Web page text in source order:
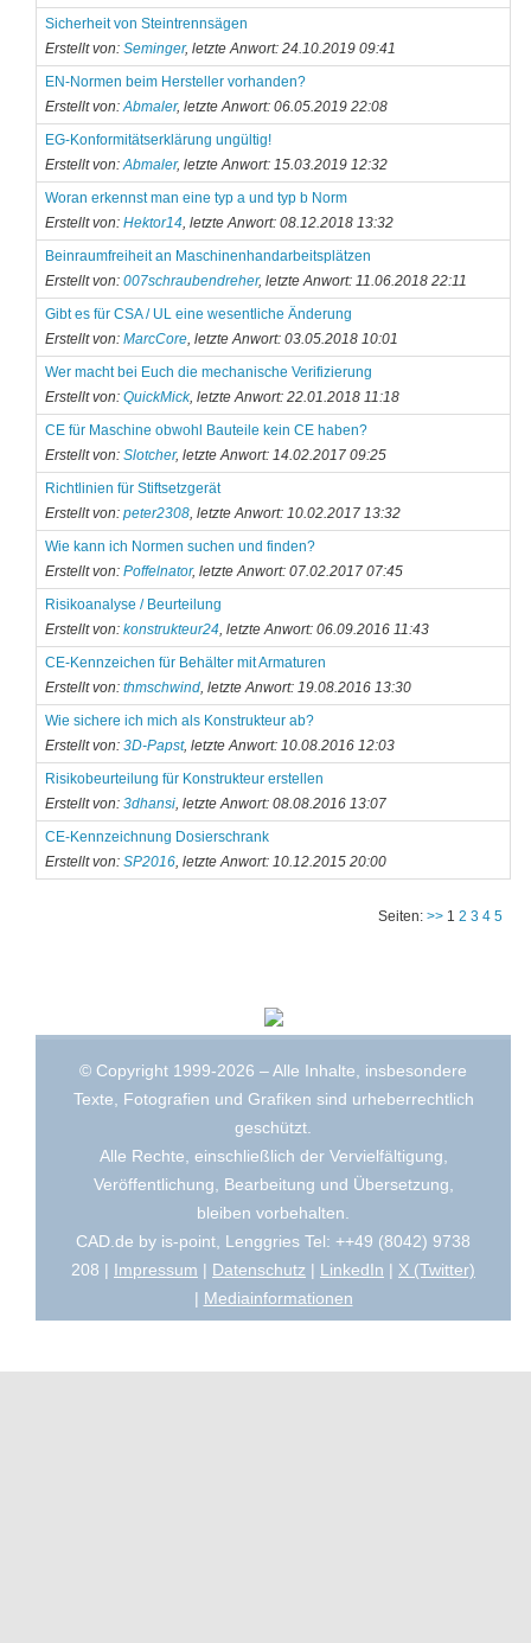
Sicherheit von Steintrennsägen
Erstellt von: Seminger, letzte Anwort: 24.10.2019 09:41
EN-Normen beim Hersteller vorhanden?
Erstellt von: Abmaler, letzte Anwort: 06.05.2019 22:08
EG-Konformitätserklärung ungültig!
Erstellt von: Abmaler, letzte Anwort: 15.03.2019 12:32
Woran erkennst man eine typ a und typ b Norm
Erstellt von: Hektor14, letzte Anwort: 08.12.2018 13:32
Beinraumfreiheit an Maschinenhandarbeitsplätzen
Erstellt von: 007schraubendreher, letzte Anwort: 11.06.2018 22:11
Gibt es für CSA / UL eine wesentliche Änderung
Erstellt von: MarcCore, letzte Anwort: 03.05.2018 10:01
Wer macht bei Euch die mechanische Verifizierung
Erstellt von: QuickMick, letzte Anwort: 22.01.2018 11:18
CE für Maschine obwohl Bauteile kein CE haben?
Erstellt von: Slotcher, letzte Anwort: 14.02.2017 09:25
Richtlinien für Stiftsetzgerät
Erstellt von: peter2308, letzte Anwort: 10.02.2017 13:32
Wie kann ich Normen suchen und finden?
Erstellt von: Poffelnator, letzte Anwort: 07.02.2017 07:45
Risikoanalyse / Beurteilung
Erstellt von: konstrukteur24, letzte Anwort: 06.09.2016 11:43
CE-Kennzeichen für Behälter mit Armaturen
Erstellt von: thmschwind, letzte Anwort: 19.08.2016 13:30
Wie sichere ich mich als Konstrukteur ab?
Erstellt von: 3D-Papst, letzte Anwort: 10.08.2016 12:03
Risikobeurteilung für Konstrukteur erstellen
Erstellt von: 3dhansi, letzte Anwort: 08.08.2016 13:07
CE-Kennzeichnung Dosierschrank
Erstellt von: SP2016, letzte Anwort: 10.12.2015 20:00
Seiten: >> 1 2 3 4 5
© Copyright 1999-2026 – Alle Inhalte, insbesondere
Texte, Fotografien und Grafiken sind urheberrechtlich
geschützt.
Alle Rechte, einschließlich der Vervielfältigung,
Veröffentlichung, Bearbeitung und Übersetzung,
bleiben vorbehalten.
CAD.de by is-point, Lenggries Tel: ++49 (8042) 9738
208 | Impressum | Datenschutz | LinkedIn | X (Twitter)
| Mediainformationen